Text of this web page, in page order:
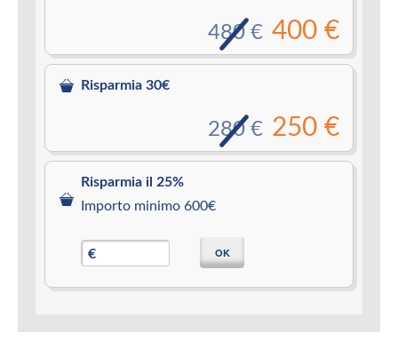
400 €
480 €
Risparmia 30€
250 €
280 €
Risparmia il 25%
Importo minimo 600€
€ OK